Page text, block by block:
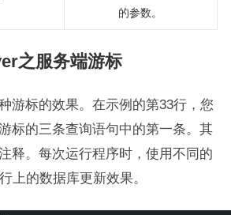
的参数。
之服务端游标
游标的效果。在示例的第33行，您
标的三条查询语句中的第一条。其
释。每次运行程序时，使用不同的
上的数据库更新效果。